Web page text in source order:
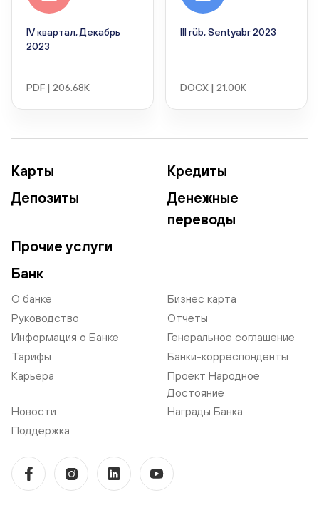
IV квартал, Декабрь
2023
PDF | 206.68K
III rüb, Sentyabr 2023
DOCX | 21.00K
Карты
Кредиты
Депозиты
Денежные
переводы
Прочие услуги
Банк
О банке
Бизнес карта
Руководство
Отчеты
Информация о Банке
Генеральное соглашение
Тарифы
Банки-корреспонденты
Карьера
Проект Народное
Достояние
Новости
Награды Банка
Поддержка